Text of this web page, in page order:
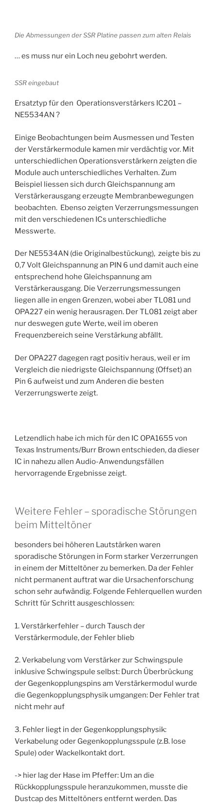
Die Abmessungen der SSR Platine passen zum alten Relais
… es muss nur ein Loch neu gebohrt werden.
SSR eingebaut
Ersatztyp für den Operationsverstärkers IC201 –
NE5534AN ?
Einige Beobachtungen beim Ausmessen und Testen
der Verstärkermodule kamen mir verdächtig vor. Mit
unterschiedlichen Operationsverstärkern zeigten die
Module auch unterschiedliches Verhalten. Zum
Beispiel liessen sich durch Gleichspannung am
Verstärkerausgang erzeugte Membranbewegungen
beobachten. Ebenso zeigten Verzerrungsmessungen
mit den verschiedenen ICs unterschiedliche
Messwerte.
Der NE5534AN (die Originalbestückung), zeigte bis zu
0,7 Volt Gleichspannung an PIN 6 und damit auch eine
entsprechend hohe Gleichspannung am
Verstärkerausgang. Die Verzerrungsmessungen
liegen alle in engen Grenzen, wobei aber TL081 und
OPA227 ein wenig herausragen. Der TL081 zeigt aber
nur deswegen gute Werte, weil im oberen
Frequenzbereich seine Verstärkung abfällt.
Der OPA227 dagegen ragt positiv heraus, weil er im
Vergleich die niedrigste Gleichspannung (Offset) an
Pin 6 aufweist und zum Anderen die besten
Verzerrungswerte zeigt.
Letzendlich habe ich mich für den IC OPA1655 von
Texas Instruments/Burr Brown entschieden, da dieser
IC in nahezu allen Audio-Anwendungsfällen
hervorragende Ergebnisse zeigt.
Weitere Fehler – sporadische Störungen
beim Mitteltöner
besonders bei höheren Lautstärken waren
sporadische Störungen in Form starker Verzerrungen
in einem der Mitteltöner zu bemerken. Da der Fehler
nicht permanent auftrat war die Ursachenforschung
schon sehr aufwändig. Folgende Fehlerquellen wurden
Schritt für Schritt ausgeschlossen:
1. Verstärkerfehler – durch Tausch der
Verstärkermodule, der Fehler blieb
2. Verkabelung vom Verstärker zur Schwingspule
inklusive Schwingspule selbst: Durch Überbrückung
der Gegenkopplungspins am Verstärkermodul wurde
die Gegenkopplungsphysik umgangen: Der Fehler trat
nicht mehr auf
3. Fehler liegt in der Gegenkopplungsphysik:
Verkabelung oder Gegenkopplungsspule (z.B. lose
Spule) oder Wackelkontakt dort.
-> hier lag der Hase im Pfeffer: Um an die
Rückkopplungsspule heranzukommen, musste die
Dustcap des Mitteltöners entfernt werden. Das